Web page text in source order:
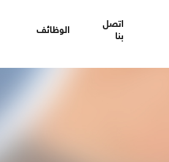
اتصل
بنا الوظائف